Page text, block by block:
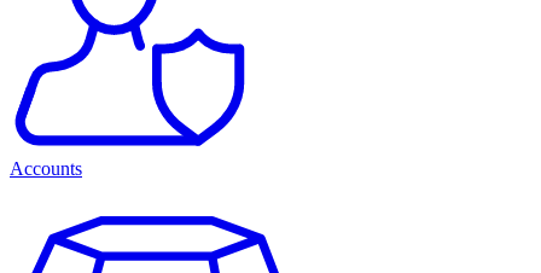
Accounts